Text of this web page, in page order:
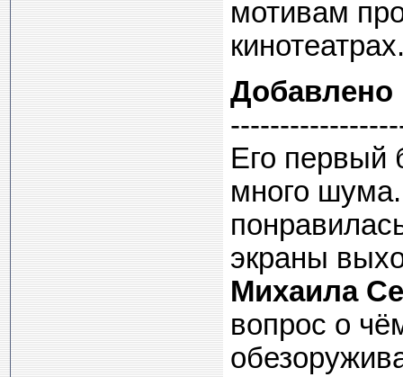
мотивам
Добавлено
Его
много
экраны
Михаила
вопрос о